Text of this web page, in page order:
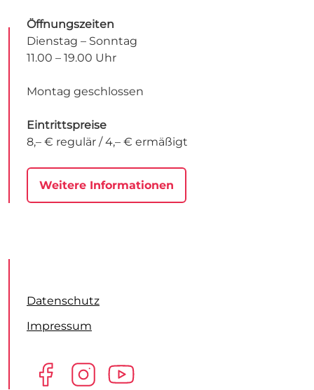
Öffnungszeiten
Dienstag – Sonntag
11.00 – 19.00 Uhr
Montag geschlossen
Eintrittspreise
8,– € regulär / 4,– € ermäßigt
Weitere Informationen
Datenschutz
Impressum